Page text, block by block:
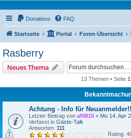
Donations FAQ
Startseite Portal Foren-Übersicht
Rasberry
Neues Thema
13 Themen • Seite 1
Achtung - Info für
Letzter Beitrag von af0815 « Mo 14. Apr
Verfasst in Gäste-Talk
Antworten: 111
Rating: